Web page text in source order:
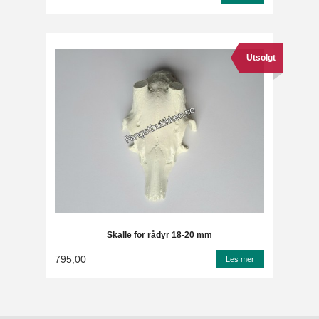
Skalle for rådyr 18-20 mm
Utsolgt
795,00 Les mer